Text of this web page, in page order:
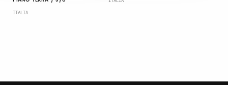
ITALIA